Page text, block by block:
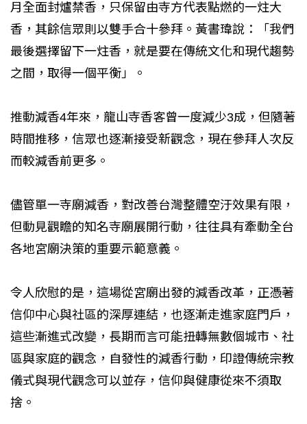
月全面封爐禁香，只保留由寺方代表點燃的一炷大
香，其餘信眾則以雙手合十參拜。黃書瑋說：「我們
最後選擇留下一炷香，就是要在傳統文化和現代趨勢
之間，取得一個平衡」。
推動減香4年來，龍山寺香客曾一度減少3成，但隨著
時間推移，信眾也逐漸接受新觀念，現在參拜人次反
而較減香前更多。
儘管單一寺廟減香，對改善台灣整體空汙效果有限，
但動見觀瞻的知名寺廟展開行動，往往具有牽動全台
各地宮廟決策的重要示範意義。
令人欣慰的是，這場從宮廟出發的減香改革，正憑著
信仰中心與社區的深厚連結，也逐漸走進家庭門戶，
這些漸進式改變，長期而言可能扭轉無數個城市、社
區與家庭的觀念，自發性的減香行動，印證傳統宗教
儀式與現代觀念可以並存，信仰與健康從來不須取
捨。